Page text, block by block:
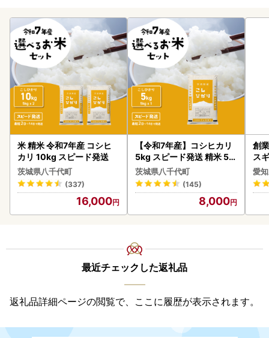
米 精米 令和7年産 コシヒ
カリ 10kg スピード発送
茨城県八千代町
(337)
16,000
【令和7年産】コシヒカリ
5kg スピード発送 精米 5k
g x 1袋 白米 茨城県 八千代
町
茨城県八千代町
(145)
8,000
創
ス
み
惣
ン
愛
最近チェックした返礼品
返礼品詳細ページの閲覧で、ここに履歴が表示されます。